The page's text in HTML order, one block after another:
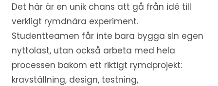
Det här är en unik chans att gå från idé till
verkligt rymdnära experiment.
Studentteamen får inte bara bygga sin egen
nyttolast, utan också arbeta med hela
processen bakom ett riktigt rymdprojekt:
kravställning, design, testning,